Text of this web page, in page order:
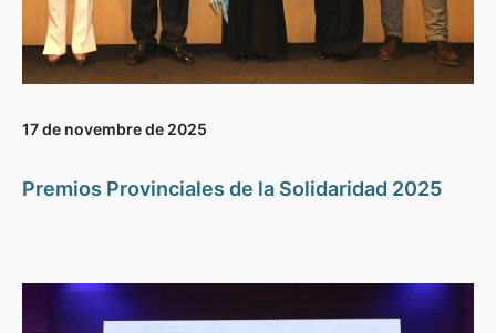
17 de novembre de 2025
Premios Provinciales de la Solidaridad 2025